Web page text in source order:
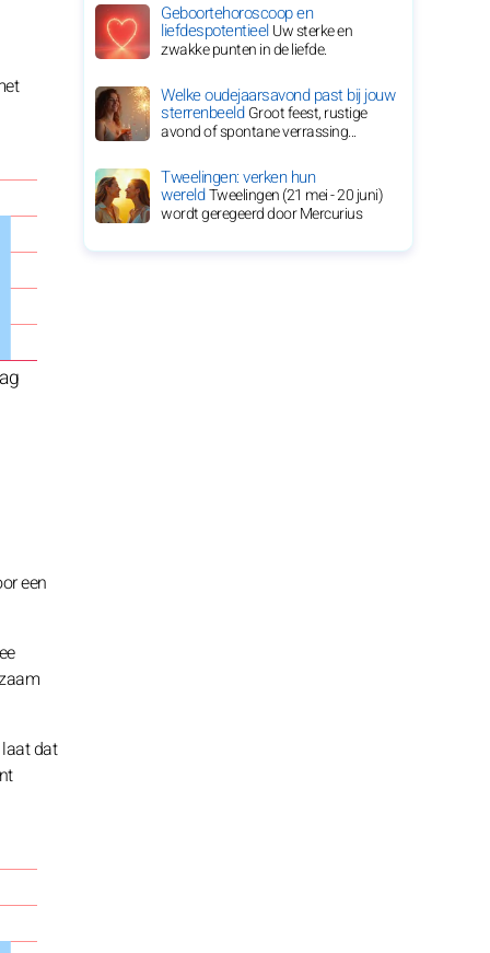
een
dat
Geboortehoroscoop en
liefdespotentieelUw sterke en
zwakke punten in de liefde.
Welke oudejaarsavond past bij jouw
sterrenbeeldGroot feest, rustige
avond of spontane verrassing...
Tweelingen: verken hun
wereldTweelingen (21 mei - 20 juni)
wordt geregeerd door Mercurius